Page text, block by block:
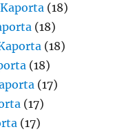
Kaporta (18)
(18)
(18)
(18)
(17)
(17)
(17)